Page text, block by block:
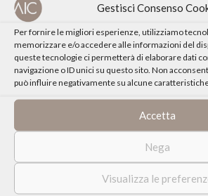
Gestisci Consenso
Per fornire le migliori esperienze, utilizziamo
memorizzare e/o accedere alle informazioni del
queste tecnologie ci permetterà di elaborare dati
navigazione o ID unici su questo sito. Non
può influire negativamente su alcune
Accetta
Nega
Visualizza le
Lettera enciclica del
Leone XIV
APR. 11, 2026
San Miniato (Pi):
prospettive
artificiale
MAR. 17, 2026
San Miniato (Pi):
Quando la vita